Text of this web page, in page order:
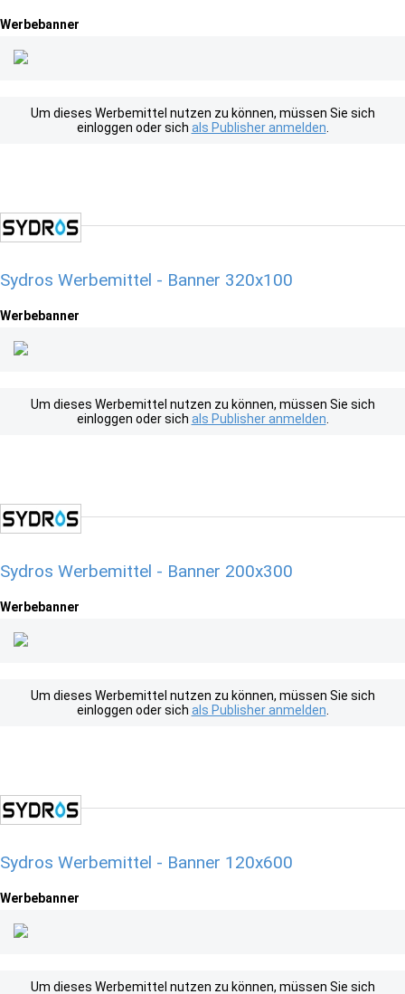
Werbebanner
Um dieses Werbemittel nutzen zu können, müssen Sie sich
einloggen oder sich als Publisher anmelden
Sydros Werbemittel - Banner 320x100
Werbebanner
Um dieses Werbemittel nutzen zu können, müssen Sie sich
einloggen oder sich als Publisher anmelden
Sydros Werbemittel - Banner 200x300
Werbebanner
Um dieses Werbemittel nutzen zu können, müssen Sie sich
einloggen oder sich als Publisher anmelden
Sydros Werbemittel - Banner 120x600
Werbebanner
Um dieses Werbemittel nutzen zu können, müssen Sie sich